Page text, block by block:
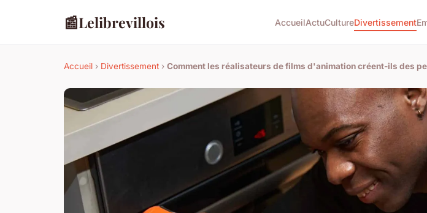
📰Lelibrevillois AccueilActuCultureDivertissement
Accueil › Divertissement › Comment les réalisateurs de films d'animation créent-ils des